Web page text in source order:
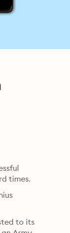
times.
to its